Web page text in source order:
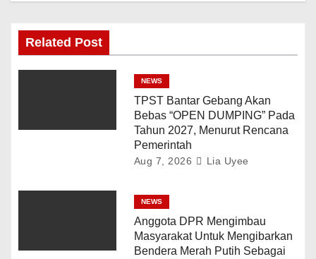
Related Post
NEWS
TPST Bantar Gebang Akan
Bebas “OPEN DUMPING” Pada
Tahun 2027, Menurut Rencana
Pemerintah
Aug 7, 2026 Lia Uyee
NEWS
Anggota DPR Mengimbau
Masyarakat Untuk Mengibarkan
Bendera Merah Putih Sebagai